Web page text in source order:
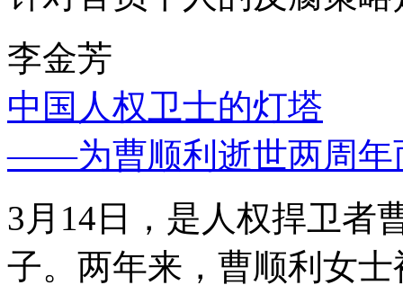
李金芳
中国人权卫士的灯塔
——为曹顺利逝世两周年
3月14日，是人权捍卫者
子。两年来，曹顺利女